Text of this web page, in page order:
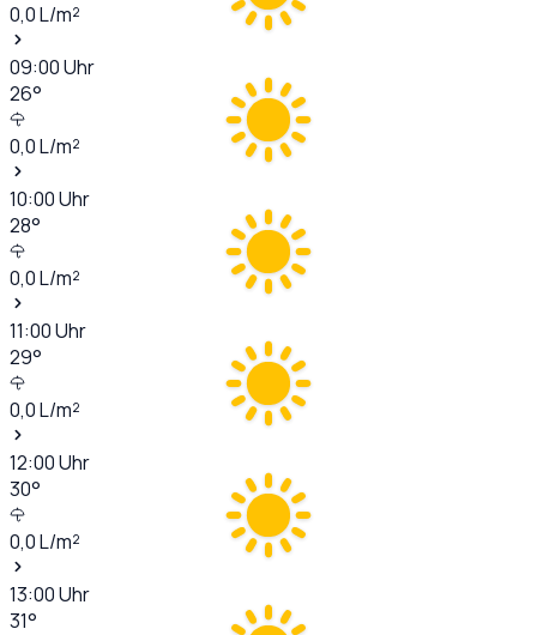
0,0L/m²
09:00Uhr
26°
0,0L/m²
10:00Uhr
28°
0,0L/m²
11:00Uhr
29°
0,0L/m²
12:00Uhr
30°
0,0L/m²
13:00Uhr
31°